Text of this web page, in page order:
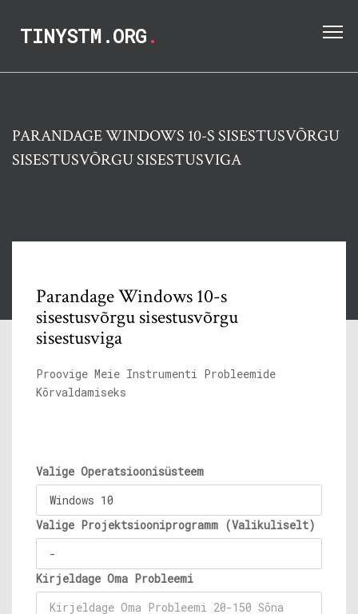
TINYSTM.ORG.
PARANDAGE WINDOWS 10-S SISESTUSVÕRGU
SISESTUSVÕRGU SISESTUSVIGA
Parandage Windows 10-s
sisestusvõrgu sisestusvõrgu
sisestusviga
Proovige Meie Instrumenti Probleemide
Kõrvaldamiseks
Valige Operatsioonisüsteem
Valige Projektsiooniprogramm (Valikuliselt)
Kirjeldage Oma Probleemi